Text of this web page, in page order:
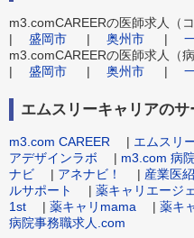
m3.comCAREERの医師求人（
| 盛岡市 | 奥州市 |
m3.comCAREERの医師求人（
| 盛岡市 | 奥州市 |
エムスリーキャリアの
m3.com CAREER | エムスリ
アデザインラボ | m3.com 病
ナビ | アネナビ！ | 産業医
ルサポート
| 薬キャリエージ
1st | 薬キャリmama | 薬キ
病院事務職求人.com